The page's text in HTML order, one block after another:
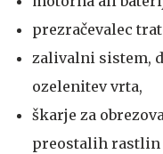
prezračevalec
zalivalni sistem,
ozelenitev vrta,
škarje za
preostalih rastlin